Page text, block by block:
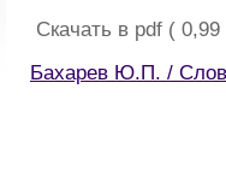
Скачать в pdf (
Бахарев Ю.П. /